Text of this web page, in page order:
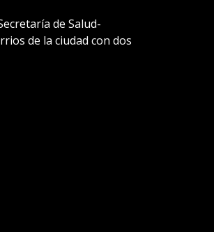
de Salud-
de la ciudad con dos